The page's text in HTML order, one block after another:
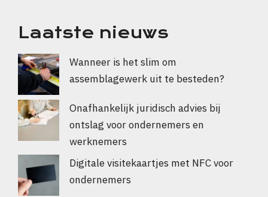
Laatste nieuws
Wanneer is het slim om
assemblagewerk uit te besteden?
Onafhankelijk juridisch advies bij
ontslag voor ondernemers en
werknemers
Digitale visitekaartjes met NFC voor
ondernemers